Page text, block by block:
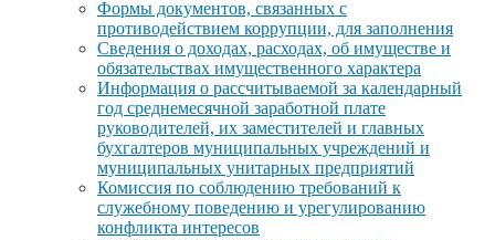
Формы документов, связанных с
противодействием коррупции, для заполнения
Сведения о доходах, расходах, об имуществе и
обязательствах имущественного характера
Информация о рассчитываемой за календарный
год среднемесячной заработной плате
руководителей, их заместителей и главных
бухгалтеров муниципальных учреждений и
муниципальных унитарных предприятий
Комиссия по соблюдению требований к
служебному поведению и урегулированию
конфликта интересов